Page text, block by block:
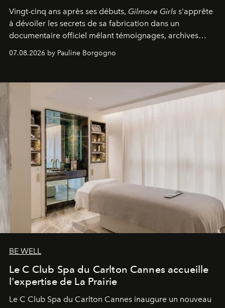
Vingt-cinq ans après ses débuts, Gilmore Girls s'apprête
à dévoiler les secrets de sa fabrication dans un
documentaire officiel mêlant témoignages, archives
inédites et plongée dans les coulisses d'un phénomène
générationnel.
07.08.2026 by Pauline Borgogno
BE WELL
Le C Club Spa du Carlton Cannes accueille
l'expertise de La Prairie
Le C Club Spa du Carlton Cannes inaugure un nouveau